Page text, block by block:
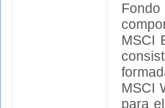
MSCI
MSCI
para